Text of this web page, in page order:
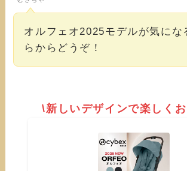
オルフェオ2025モデルが気にな
らからどうぞ！
\新しいデザインで楽しく